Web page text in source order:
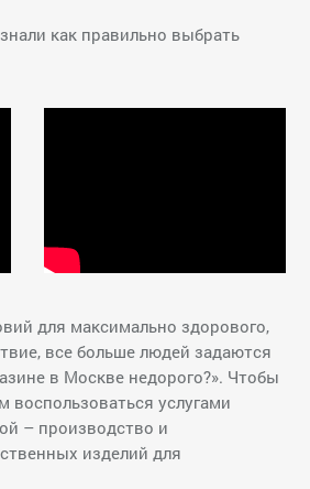
как правильно выбрать
для максимально здорового,
все больше людей задаются
в Москве недорого?». Чтобы
услугами
– производство и
изделий для